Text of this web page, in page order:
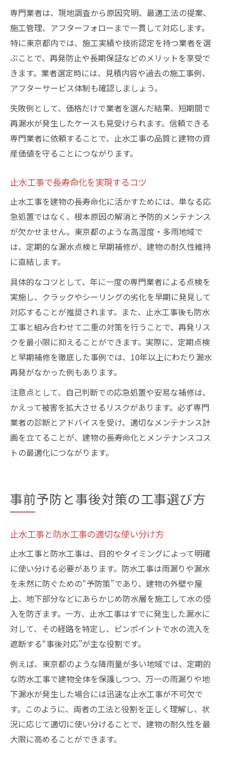
専門業者は、現地調査から原因究明、最適工法の提案、
施工管理、アフターフォローまで一貫して対応します。
特に東京都内では、施工実績や技術認定を持つ業者を選
ぶことで、再発防止や長期保証などのメリットを享受で
きます。業者選定時には、見積内容や過去の施工事例、
アフターサービス体制も確認しましょう。
失敗例として、価格だけで業者を選んだ結果、短期間で
再漏水が発生したケースも見受けられます。信頼できる
専門業者に依頼することで、止水工事の品質と建物の資
産価値を守ることにつながります。
止水工事で長寿命化を実現するコツ
止水工事を建物の長寿命化に活かすためには、単なる応
急処置ではなく、根本原因の解消と予防的メンテナンス
が欠かせません。東京都のような高湿度・多雨地域で
は、定期的な漏水点検と早期補修が、建物の耐久性維持
に直結します。
具体的なコツとして、年に一度の専門業者による点検を
実施し、クラックやシーリングの劣化を早期に発見して
対応することが推奨されます。また、止水工事後も防水
工事と組み合わせて二重の対策を行うことで、再発リス
クを最小限に抑えることができます。実際に、定期点検
と早期補修を徹底した事例では、10年以上にわたり漏水
再発がなかった例もあります。
注意点として、自己判断での応急処置や安易な補修は、
かえって被害を拡大させるリスクがあります。必ず専門
業者の診断とアドバイスを受け、適切なメンテナンス計
画を立てることが、建物の長寿命化とメンテナンスコス
トの最適化につながります。
事前予防と事後対策の工事選び方
止水工事と防水工事の適切な使い分け方
止水工事と防水工事は、目的やタイミングによって明確
に使い分ける必要があります。防水工事は雨漏りや漏水
を未然に防ぐための“予防策”であり、建物の外壁や屋
上、地下部分などにあらかじめ防水層を施工して水の侵
入を防ぎます。一方、止水工事はすでに発生した漏水に
対して、その経路を特定し、ピンポイントで水の流入を
遮断する“事後対応”が主な役割です。
例えば、東京都のような降雨量が多い地域では、定期的
な防水工事で建物全体を保護しつつ、万一の雨漏りや地
下漏水が発生した場合には迅速な止水工事が不可欠で
す。このように、両者の工法と役割を正しく理解し、状
況に応じて適切に使い分けることで、建物の耐久性を最
大限に高めることができます。